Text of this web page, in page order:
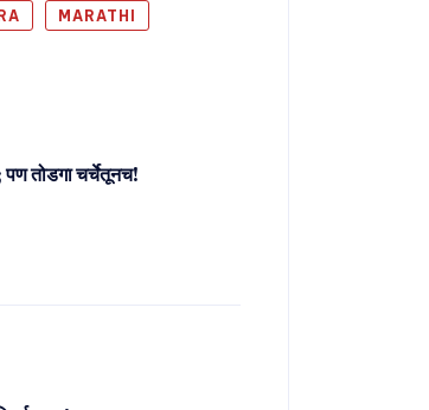
MARATHI
पण तोडगा चर्चेतूनच!